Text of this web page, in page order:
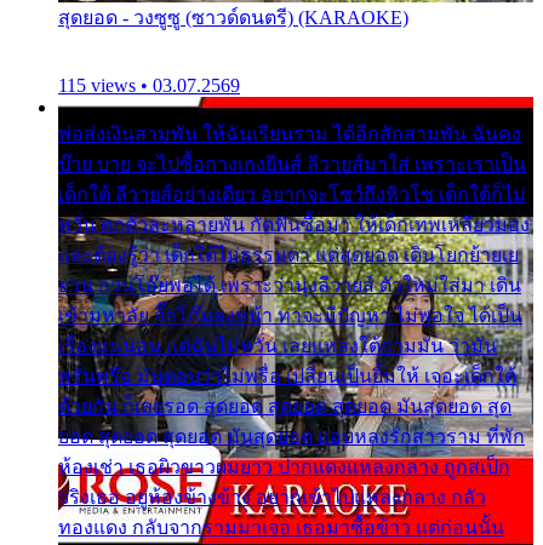
สุดยอด - วงซูซู (ซาวด์ดนตรี) (KARAOKE)
115 views • 03.07.2569
พ่อส่งเงินสามพัน ให้ฉันเรียนราม ได้อีกสักสามพัน ฉันคง
บ๊าย บาย จะไปซื้อกางเกงยีนส์ ลีวายส์มาใส่ เพราะเราเป็น
เด็กใต้ ลีวายส์อย่างเดียว อยากจะโชว์ถึงหิวโซ เด็กใต้ก็ไม่
หวั่น ตกตัวละหลายพัน กัดฟันซื้อมา ให้เด็กเทพเหลียวมอง
และต้องรู้ว่า เด็กใต้ไม่ธรรมดา แต่สุดยอด เดินโยกย้ายเย
ยวน กวนโอ๊ยพอได้ เพราะว่านุ่งลีวายส์ ตัวใหม่ใส่มา เดิน
เข้ามหาลัย จิ๊กโก๊มองหน้า ท่าจะมีปัญหา ไม่พอใจ ได้เป็น
เรื่องแน่นอน แต่ฉันไม่หวั่น เลยแหลงใต้ถามมัน ว่ามัน
พรั่นพรือ มันตอบว่าไม่พรื่อ เปลี่ยนเป็นยิ้มให้ เจอะเด็กใต้
ด้วยกัน ก็เลยรอด สุดยอด สุดยอด สุดยอด มันสุดยอด สุด
ยอด สุดยอด สุดยอด มันสุดยอด แอบหลงรักสาวราม ที่พัก
ห้องเช่า เธอผิวขาวผมยาว ปากแดงแหลงกลาง ถูกสเป็ก
จริงเธอ อยู่ห้องข้างข้าง อยากเข้าไปแหลงกลาง กลัว
ทองแดง กลับจากรามมาเจอ เธอมาซื้อข้าว แต่ก่อนนั้น